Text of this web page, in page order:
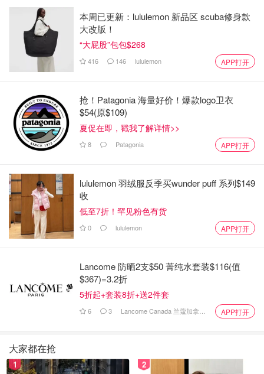
本周已更新：lululemon 新品区 scuba修身款
大改版！
“大屁股”包包$268
416 146 lululemon APP打开
抢！Patagonia 海量好价！爆款logo卫衣
$54(原$109)
夏促在即，戳我了解详情>>
8 Patagonia APP打开
lululemon 羽绒服反季买wunder puff 系列$149
收
低至7折！罕见粉色有货
0 lululemon APP打开
Lancome 防晒2支$50 菁纯水套装$116(值
$367)=3.2折
5折起+套装8折+送2件套
6 3 Lancome Canada 兰蔻加拿大官网 APP打开
大家都在抢
1 2